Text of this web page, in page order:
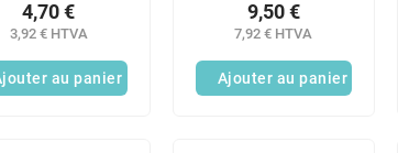
3,92 € HTVA
4,70 €
au panier
7,92 € HTVA
9,50 €
Ajouter au panier